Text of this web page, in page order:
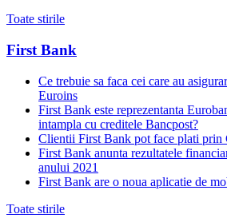
Toate stirile
First Bank
Ce trebuie sa faca cei care au
Euroins
First Bank este reprezentanta
intampla cu creditele Bancpost?
Clientii First Bank pot face plati prin
First Bank anunta rezultatele
anului 2021
First Bank are o noua aplicatie de
Toate stirile